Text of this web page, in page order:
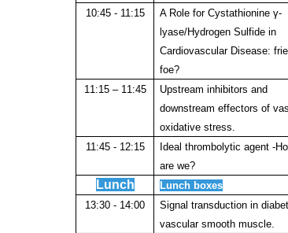
10:45 - 11:15
A Role for Cystathionine γ-
lyase/Hydrogen Sulfide in
Cardiovascular Disease:
foe?
11:15 – 11:45
Upstream inhibitors and
downstream effectors of
oxidative stress.
11:45 - 12:15
Ideal thrombolytic agent -
are we?
Lunch
Lunch boxes
13:30 - 14:00
Signal transduction in
vascular smooth muscle.